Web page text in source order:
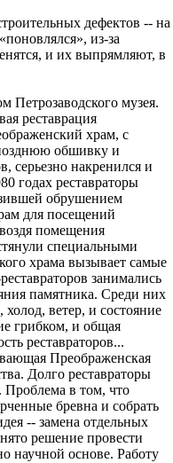
дефектов -- на
из-за
и их выпрямляют, в
Петрозаводского музея.
реставрация
храм, с
обшивку и
серьезно накренился и
годах реставраторы
обрушением
для посещений
помещения
специальными
храма вызывает самые
занимались
памятника. Среди них
ветер, и состояние
грибком, и общая
реставраторов...
Преображенская
Долго реставраторы
Проблема в том, что
бревна и собрать
-- замена отдельных
решение провести
научной основе. Работу